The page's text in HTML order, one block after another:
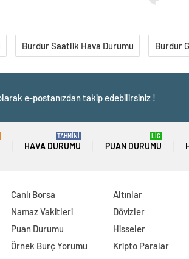
Burdur Saatlik Hava Durumu Burdur
e-postanızdan takip edebilirsiniz !
HAVA DURUMU
TAHMİNİ
PUAN DURUMU
LİG
Canlı Borsa
Namaz Vakitleri
Puan Durumu
Örnek Burç Yorumu
Altınlar
Dövizler
Hisseler
Kripto Paralar